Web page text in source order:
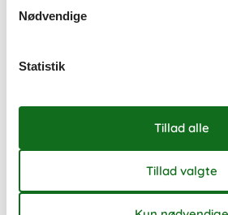
Book dit sommerhus nu og få
Vælg mellem 0
Nødvendige
Statistik